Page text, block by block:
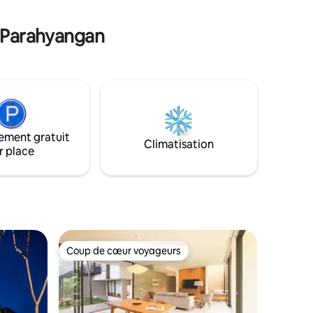
barbecue en plein air dans notre jardin.
gratuit
place
Climatisation
Coup de cœur voyageurs
Coup de cœur voyageurs